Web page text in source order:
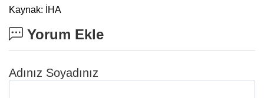
Kaynak: İHA
Yorum Ekle
Adınız Soyadınız